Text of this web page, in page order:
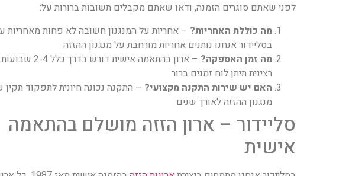
לפני שאתם סוגרים הזמנה, ודאו שאתם מקבלים תשובות ברורות על:
מה כוללת האחריות? – אחריות על המנגנון חשובה לא פחות מאחריות
בסליידור אנחנו נותנים אחריות מורחבת על מנגנון ההזזה
מה זמן האספקה?
– ארון בהתאמה אישית דורש
רצינית תיתן לוח זמנים ברור
האם יש שירות התקנה מקצועי? – התקנה נכונה חיונית לתפקוד תקין
מנגנון ההזזה לאורך שנים
סליידור – ארון הזזה מושלם בהתאמה
אישית